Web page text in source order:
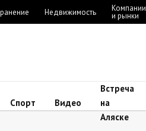
Недвижимость Компании
и рынки
Спорт Видео
Встреча
на
Аляске